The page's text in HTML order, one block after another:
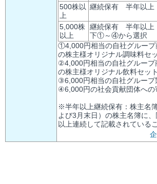
500株以
上
継続保有 半年以上
5,000株
以上
継続保有 半年以上
下①～④から選択
①4,000円相当の自社グループ
の株主様オリジナル調味料セ
②4,000円相当の自社グループ
の株主様オリジナル飲料セット
③6,000円相当の自社グループ
④6,000円の社会貢献団体への
※半年以上継続保有：株主名
よび3月末日）の株主名簿に
以上連続して記載されているこ